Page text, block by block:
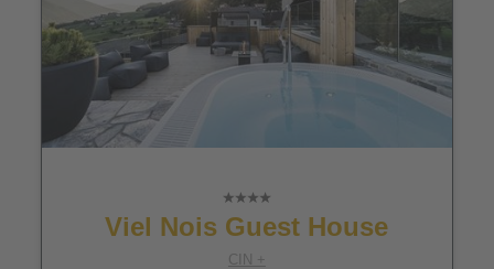
Viel Nois Guest House
CIN +